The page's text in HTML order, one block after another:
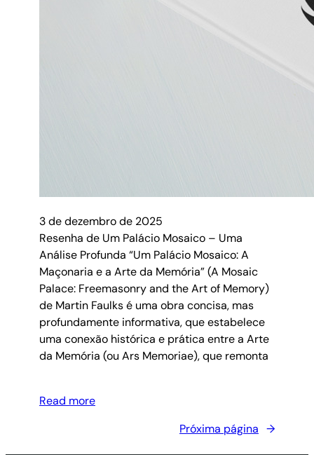
3 de dezembro de 2025
Resenha de Um Palácio Mosaico – Uma
Análise Profunda “Um Palácio Mosaico: A
Maçonaria e a Arte da Memória” (A Mosaic
Palace: Freemasonry and the Art of Memory)
de Martin Faulks é uma obra concisa, mas
profundamente informativa, que estabelece
uma conexão histórica e prática entre a Arte
da Memória (ou Ars Memoriae), que remonta
Read more
Próxima página →